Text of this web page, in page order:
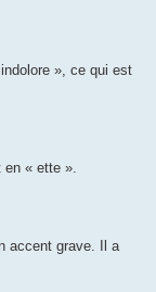
», ce qui est
« ette ».
accent grave. Il a